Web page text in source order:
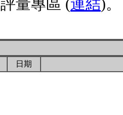
評量專區 (連結)。
日期